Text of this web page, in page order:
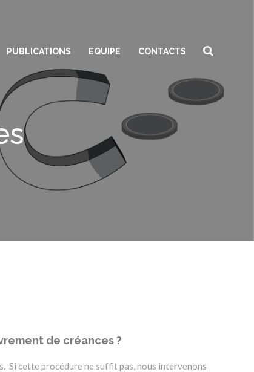
PUBLICATIONS EQUIPE CONTACTS
de créances ?
Si cette procédure ne suffit pas, nous intervenons